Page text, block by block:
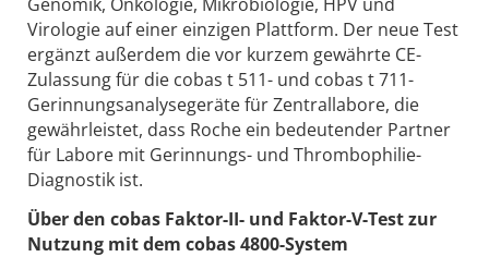
Virologie auf einer einzigen Plattform. Der neue Test
ergänzt außerdem die vor kurzem gewährte CE-
Zulassung für die cobas t 511- und cobas t 711-
Gerinnungsanalysegeräte für Zentrallabore, die
gewährleistet, dass Roche ein bedeutender Partner
für Labore mit Gerinnungs- und Thrombophilie-
Diagnostik ist.
Über den cobas Faktor-II- und Faktor-V-Test zur
Nutzung mit dem cobas 4800-System